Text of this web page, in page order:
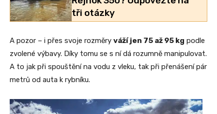
tři otázky
A pozor – i přes svoje rozměry váží jen 75 až 95 kg podle
zvolené výbavy. Díky tomu se s ní dá rozumně manipulovat.
A to jak při spouštění na vodu z vleku, tak při přenášení pár
metrů od auta k rybníku.